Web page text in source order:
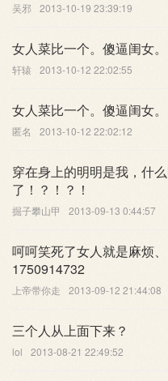
吴邪 2013-10-19 23:39:19
女人菜比一个。傻逼闺女。
轩辕 2013-10-12 22:02:55
女人菜比一个。傻逼闺女。
匿名 2013-10-12 22:02:12
穿在身上的明明是我，什
了！？！？！
掘子攀山甲 2013-09-13 0:44:57
呵呵笑死了女人就是麻烦
1750914732
上帝带你走 2013-09-12 21:44:08
三个人从上面下来？
lol 2013-08-21 22:49:52